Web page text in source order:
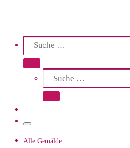
Search
Suche
Suche …
Suche
Suche …
Menü
Alle Gemälde